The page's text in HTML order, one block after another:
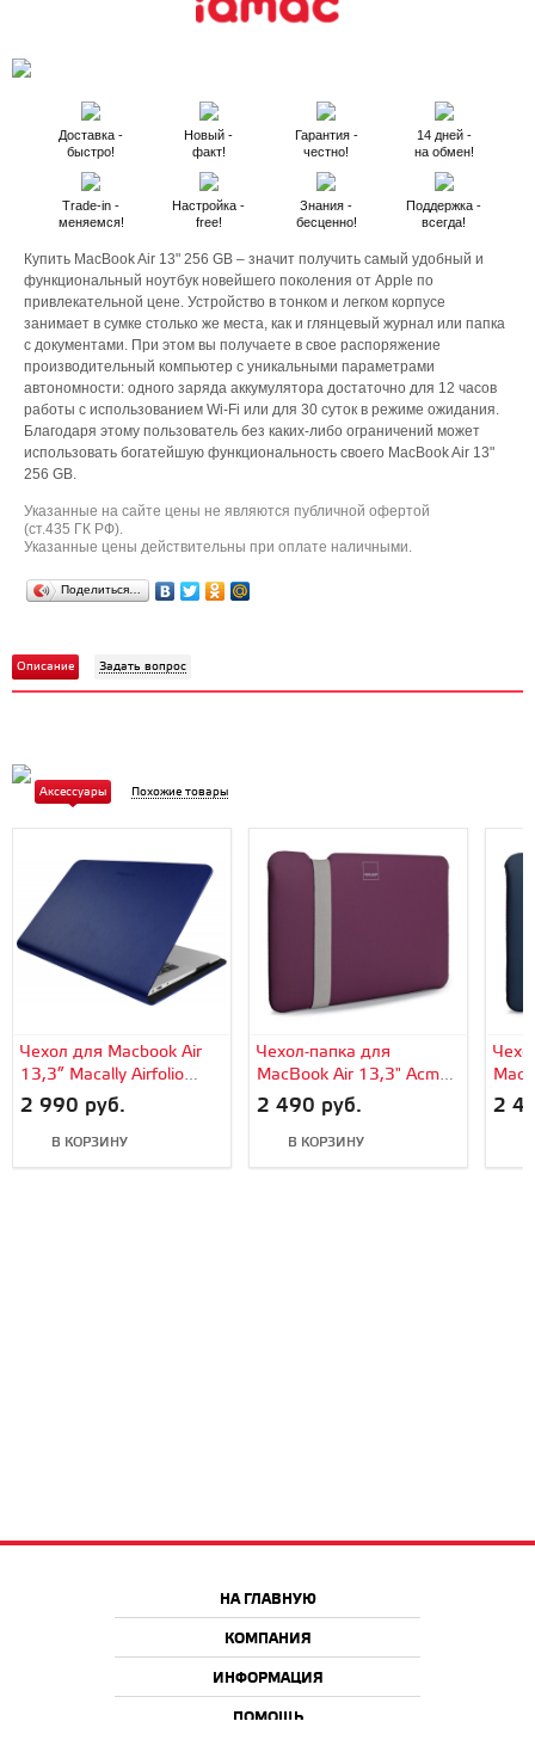
Доставка -
быстро!
Новый -
факт!
Гарантия -
честно!
14 дней -
на обмен!
Trade-in -
меняемся!
Настройка -
free!
Знания -
бесценно!
Поддержка -
всегда!
Купить MacBook Air 13" 256 GB – значит получить самый удобный и
функциональный ноутбук новейшего поколения от Apple по
привлекательной цене. Устройство в тонком и легком корпусе
занимает в сумке столько же места, как и глянцевый журнал или папка
с документами. При этом вы получаете в свое распоряжение
производительный компьютер с уникальными параметрами
автономности: одного заряда аккумулятора достаточно для 12 часов
работы с использованием Wi-Fi или для 30 суток в режиме ожидания.
Благодаря этому пользователь без каких-либо ограничений может
использовать богатейшую функциональность своего MacBook Air 13"
256 GB.
Указанные на сайте цены не являются публичной офертой
(ст.435 ГК РФ).
Указанные цены действительны при оплате наличными.
Поделиться…
Описание Задать вопрос
Аксессуары Похожие товары
Чехол для Macbook Air
13,3” Macally Airfolio
(синий)
2 990 руб.
В КОРЗИНУ
Чехол-папка для
MacBook Air 13,3" Acme
Made The Skinny Sleeve
(Фиолетовый)
2 490 руб.
В КОРЗИНУ
2
НА ГЛАВНУЮ
КОМПАНИЯ
ИНФОРМАЦИЯ
ПОМОЩЬ